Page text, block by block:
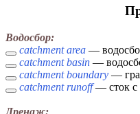
Водосбор:
catchment area —
catchment basin —
catchment boundary —
catchment runoff— сток с